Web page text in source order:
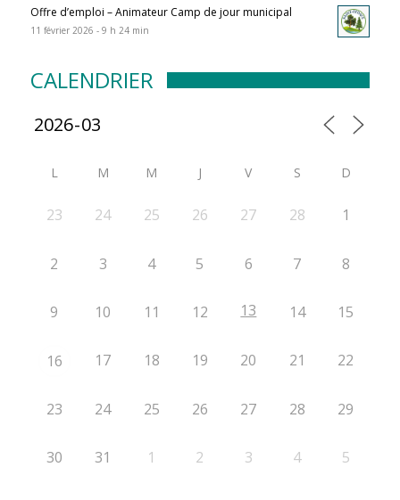
Offre d’emploi – Animateur Camp de jour municipal
11 février 2026 - 9 h 24 min
CALENDRIER
L M M J V S D
23 24 25 26 27 28 1
2 3 4 5 6 7 8
9 10 11 12 13 14 15
16 17 18 19 20 21 22
23 24 25 26 27 28 29
30 31 1 2 3 4 5